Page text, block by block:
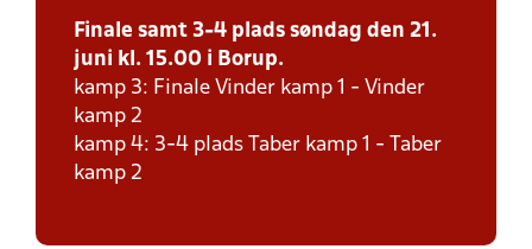
Finale samt 3-4 plads søndag den 21.
juni kl. 15.00 i Borup.
kamp 3: Finale Vinder kamp 1 - Vinder
kamp 2
kamp 4: 3-4 plads Taber kamp 1 - Taber
kamp 2